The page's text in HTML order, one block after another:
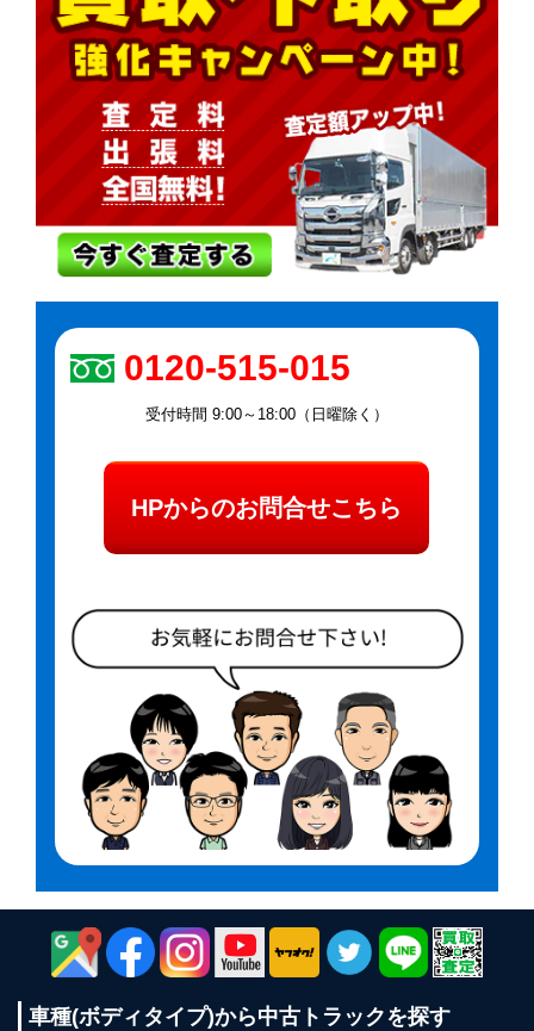
0120-515-015
受付時間 9:00～18:00（日曜除く）
HPからのお問合せこちら
車種(ボディタイプ)から中古トラックを探す